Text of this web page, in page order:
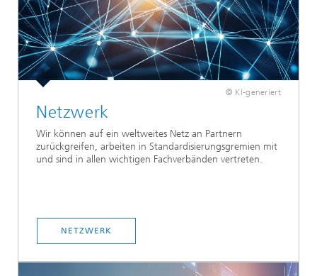
© KI-generiert
Netzwerk
Wir können auf ein weltweites Netz an Partnern
zurückgreifen, arbeiten in Standardisierungsgremien mit
und sind in allen wichtigen Fachverbänden vertreten.
NETZWERK